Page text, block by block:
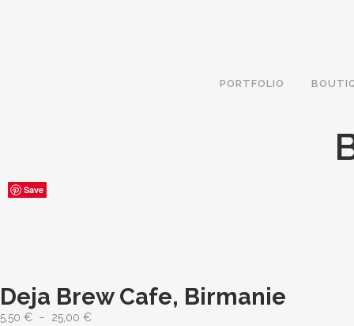
PORTFOLIO
Save
Deja Brew Cafe, Birmanie
5,50 € – 25,00 €Plage
Save
Save
Save
Save